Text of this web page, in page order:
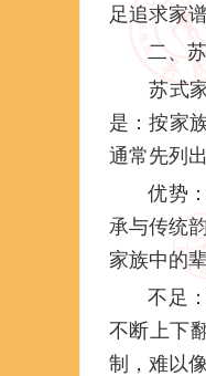
足追求家
二、
苏式
是：按家
通常先列
优势
承与传统
家族中的
不足
不断上下
制，难以